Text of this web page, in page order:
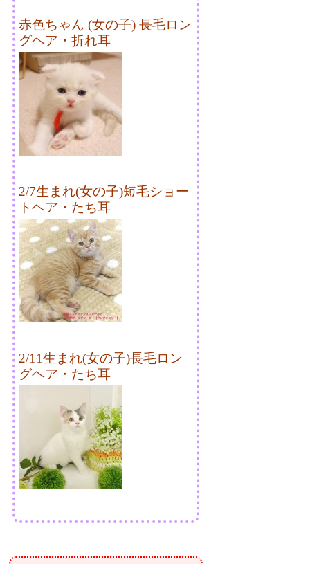
赤色ちゃん (女の子) 長毛ロン
グヘア・折れ耳
2/7生まれ(女の子)短毛ショー
トヘア・たち耳
2/11生まれ(女の子)長毛ロン
グヘア・たち耳